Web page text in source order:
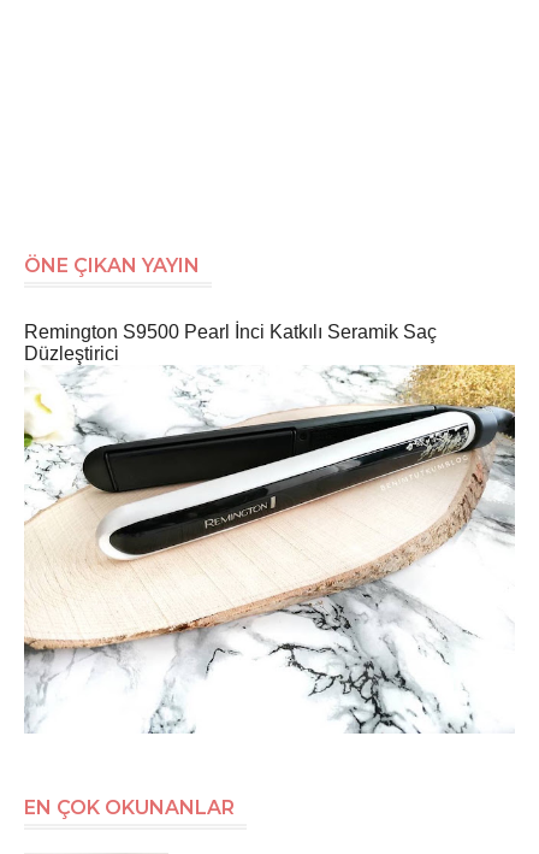
ÖNE ÇIKAN YAYIN
Remington S9500 Pearl İnci Katkılı Seramik Saç
Düzleştirici
EN ÇOK OKUNANLAR